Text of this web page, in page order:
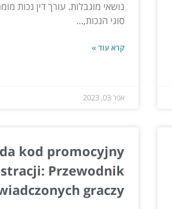
נושאי מוגבלות. עורך דין נכות
סוגי הנכות,...
קרא עוד »
אפר 03, 2023
kod promocyjny
Przewodnik
graczy